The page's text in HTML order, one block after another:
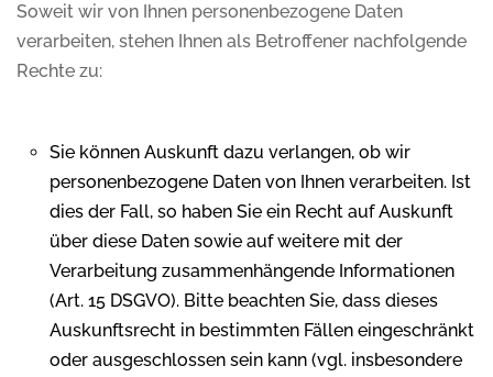
Soweit wir von Ihnen personenbezogene Daten
verarbeiten, stehen Ihnen als Betroffener nachfolgende
Rechte zu:
Sie können Auskunft dazu verlangen, ob wir
personenbezogene Daten von Ihnen verarbeiten. Ist
dies der Fall, so haben Sie ein Recht auf Auskunft
über diese Daten sowie auf weitere mit der
Verarbeitung zusammenhängende Informationen
(Art. 15 DSGVO). Bitte beachten Sie, dass dieses
Auskunftsrecht in bestimmten Fällen eingeschränkt
oder ausgeschlossen sein kann (vgl. insbesondere